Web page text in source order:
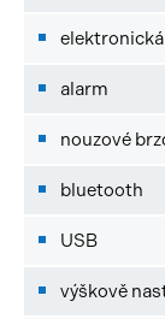
alarm
nouzové
bluetooth
USB
výškově